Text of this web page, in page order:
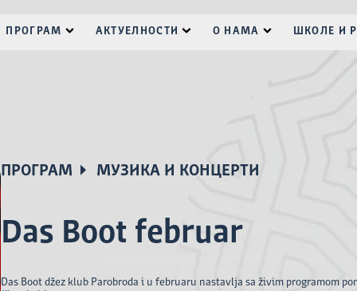
ПРОГРАМ АКТУЕЛНОСТИ О НАМА ШКОЛЕ И
ПРОГРАМ МУЗИКА И КОНЦЕРТИ
Das Boot februar
Das Boot džez klub Parobroda i u februaru nastavlja sa živim programom